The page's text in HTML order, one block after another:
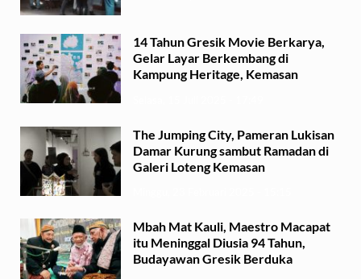
14 Tahun Gresik Movie Berkarya,
Gelar Layar Berkembang di
Kampung Heritage, Kemasan
The Jumping City, Pameran Lukisan
Damar Kurung sambut Ramadan di
Galeri Loteng Kemasan
Mbah Mat Kauli, Maestro Macapat
itu Meninggal Diusia 94 Tahun,
Budayawan Gresik Berduka